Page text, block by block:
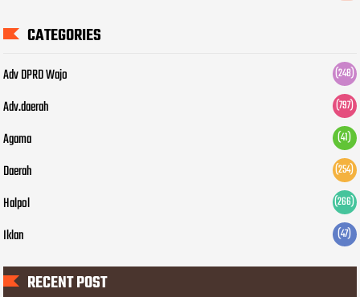
CATEGORIES
Adv DPRD Wajo (248)
Adv.daerah (797)
Agama (41)
Daerah (254)
Halpol (266)
Iklan (47)
RECENT POST